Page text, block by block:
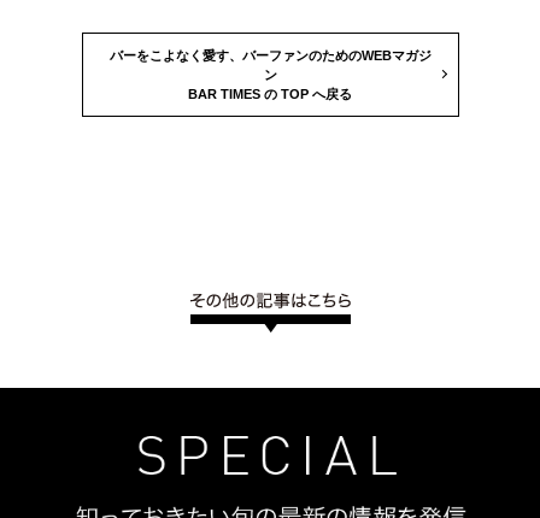
バーをこよなく愛す、バーファンのためのWEBマガジ
ン
BAR TIMES の TOP へ戻る